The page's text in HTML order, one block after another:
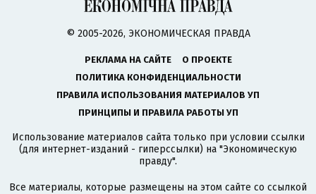
© 2005-2026, ЭКОНОМИЧЕСКАЯ ПРАВДА
РЕКЛАМА НА САЙТЕ
О ПРОЕКТЕ
ПОЛИТИКА КОНФИДЕНЦИАЛЬНОСТИ
ПРАВИЛА ИСПОЛЬЗОВАНИЯ МАТЕРИАЛОВ УП
ПРИНЦИПЫ И ПРАВИЛА РАБОТЫ УП
Использование материалов сайта только при условии ссылки
(для интернет-изданий - гиперссылки) на "Экономическую
правду".
Все материалы, которые размещены на этом сайте со ссылкой